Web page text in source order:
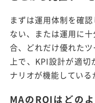
まずは運用体制を確
ない、または運用に
合、どれだけ優れた
上で、KPI設計が適切
ナリオが機能している
MAのROIはどの